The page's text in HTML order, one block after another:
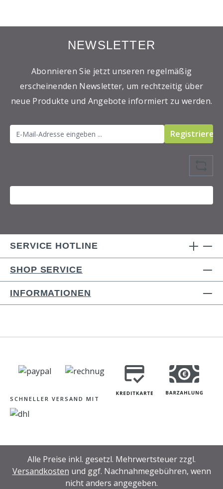
NEWSLETTER
Abonnieren Sie jetzt unseren regelmäßig
erscheinenden Newsletter, um rechtzeitig über
neue Produkte und Angebote informiert zu werden.
Registrieren
SERVICE HOTLINE
SHOP SERVICE
INFORMATIONEN
SCHNELLER VERSAND MIT
Alle Preise inkl. gesetzl. Mehrwertsteuer zzgl.
Versandkosten und ggf. Nachnahmegebühren, wenn
nicht anders angegeben.